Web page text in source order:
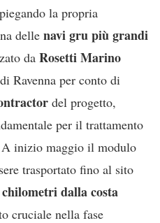
la propria
delle navi gru più grandi
da Rosetti Marino
Ravenna per conto di
del progetto,
per il trattamento
inizio maggio il modulo
trasportato fino al sito
chilometri dalla costa
cruciale nella fase